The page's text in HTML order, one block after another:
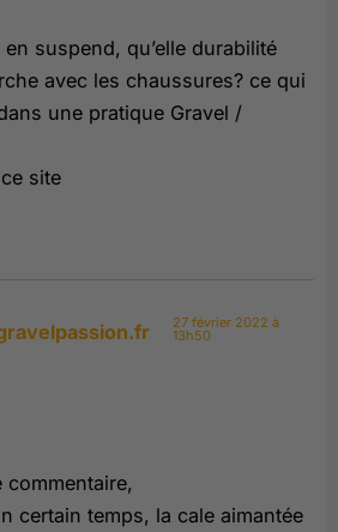
suspend, qu’elle durabilité
avec les chaussures? ce qui
une pratique Gravel /
site
27 février 2022 à
13h50
certain temps, la cale aimantée